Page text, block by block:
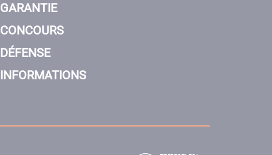
GARANTIE
CONCOURS
DÉFENSE
INFORMATIONS